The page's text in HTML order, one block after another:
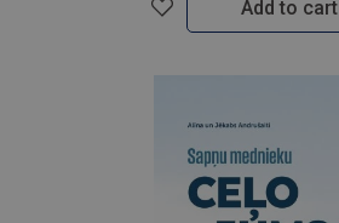
Add to cart